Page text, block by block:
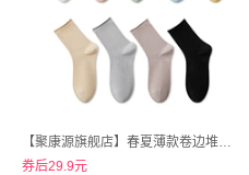
【聚康源旗舰店】春夏薄款卷边堆堆袜6双
券后29.9元